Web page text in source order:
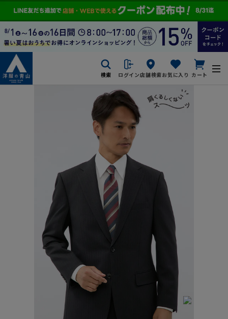
検索 ログイン店舗検索お気に入り カート